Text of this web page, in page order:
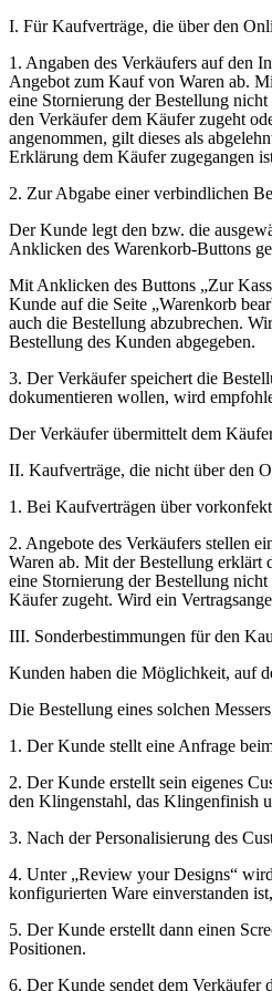
I. Für Kaufverträge, die über den
1. Angaben des Verkäufers auf den
Angebot zum Kauf von Waren ab.
eine Stornierung der Bestellung
den Verkäufer dem Käufer zugeht
angenommen, gilt dieses als
Erklärung dem Käufer zugegangen
2. Zur Abgabe einer verbindlichen
Der Kunde legt den bzw. die
Anklicken des Warenkorb-Buttons
Mit Anklicken des Buttons „Zur
Kunde auf die Seite „Warenkorb
auch die Bestellung abzubrechen.
Bestellung des Kunden abgegeben.
3. Der Verkäufer speichert die
dokumentieren wollen, wird
Der Verkäufer übermittelt dem
II. Kaufverträge, die nicht über den
1. Bei Kaufverträgen über
2. Angebote des Verkäufers stellen
Waren ab. Mit der Bestellung erklärt
eine Stornierung der Bestellung
Käufer zugeht. Wird ein
III. Sonderbestimmungen für den
Kunden haben die Möglichkeit, auf
Die Bestellung eines solchen
1. Der Kunde stellt eine Anfrage
2. Der Kunde erstellt sein eigenes
den Klingenstahl, das Klingenfinish
3. Nach der Personalisierung des
4. Unter „Review your Designs“
konfigurierten Ware einverstanden
5. Der Kunde erstellt dann einen
Positionen.
6. Der Kunde sendet dem Verkäufer